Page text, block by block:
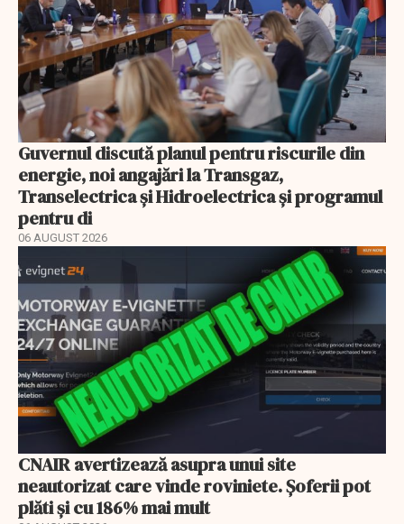
Guvernul discută planul pentru riscurile din
energie, noi angajări la Transgaz,
Transelectrica și Hidroelectrica și programul
pentru di
06 AUGUST 2026
CNAIR avertizează asupra unui site
neautorizat care vinde roviniete. Șoferii pot
plăti și cu 186% mai mult